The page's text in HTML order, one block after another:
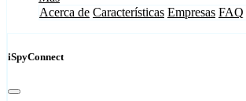
Acerca de Características Empresas FAQ
iSpyConnect